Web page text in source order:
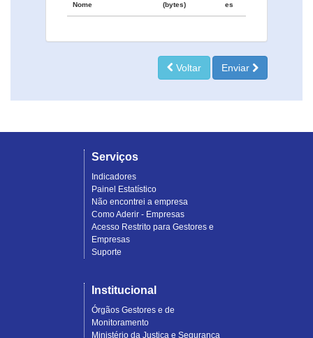
Nome
(bytes)
es
Voltar Enviar
Serviços
Indicadores
Painel Estatístico
Não encontrei a empresa
Como Aderir - Empresas
Acesso Restrito para Gestores e
Empresas
Suporte
Institucional
Órgãos Gestores e de
Monitoramento
Ministério da Justiça e Segurança